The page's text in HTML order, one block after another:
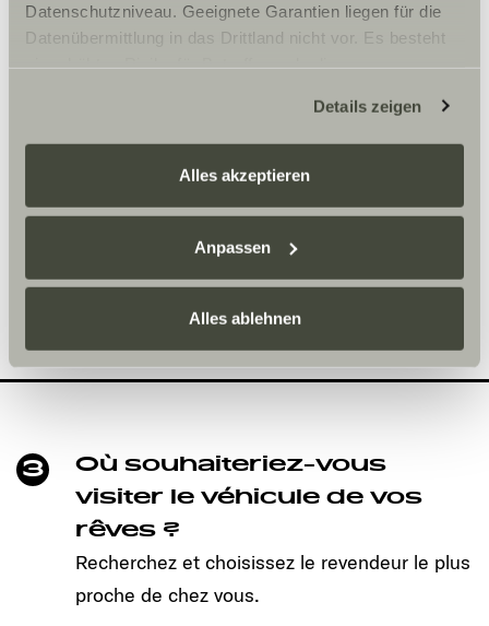
Datenschutzniveau. Geeignete Garantien liegen für die
Datenübermittlung in das Drittland nicht vor. Es besteht
zustehen. Eingesetzte Dienstleister können Daten für
eigene Zwecke verarbeiten und mit anderen Daten
zusammenführen. Weitere Informationen finden Sie hier:
Sunlight Business. Akzeptieren Sie oder wählen Sie
einzelne Cookies/Dienste in den Einstellungen aus,
erteilen Sie uns Ihre Einwilligung zur Verarbeitung Ihrer
freiwillig, für den Besuch der Website nicht erforderlich
und kann jederzeit über die Einstellungen widerrufen
werden. Klicken Sie auf Ablehnen, werden nur die
Ermöglichung der Seitennavigation erforderlich sind.
Details zeigen
Alles akzeptieren
Anpassen
Alles ablehnen
concession ?
Inscrivez ici la date de votre choix.
Heure
3
Où souhaiteriez-vous
visiter le véhicule de vos
rêves ?
Recherchez et choisissez le revendeur le plus
proche de chez vous.